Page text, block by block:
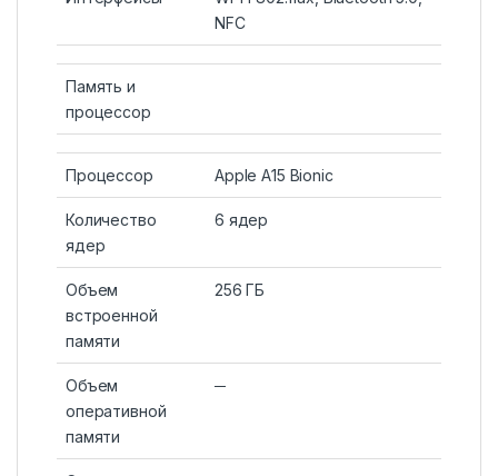
NFC
Память и
процессор
Процессор Apple A15 Bionic
Количество
ядер
6 ядер
Объем
встроенной
памяти
256 ГБ
Объем
оперативной
памяти
─